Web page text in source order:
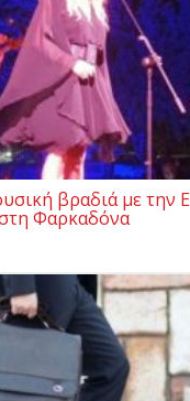
βραδιά με την
Φαρκαδόνα